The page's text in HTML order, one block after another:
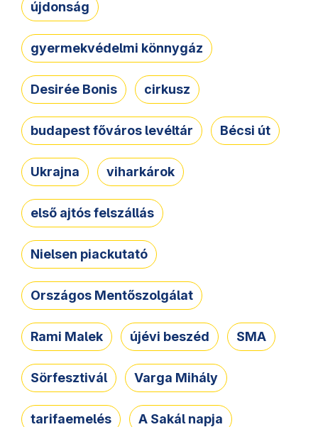
újdonság
gyermekvédelmi könnygáz
Desirée Bonis cirkusz
budapest főváros levéltár Bécsi út
Ukrajna viharkárok
első ajtós felszállás
Nielsen piackutató
Országos Mentőszolgálat
Rami Malek újévi beszéd SMA
Sörfesztivál Varga Mihály
tarifaemelés A Sakál napja